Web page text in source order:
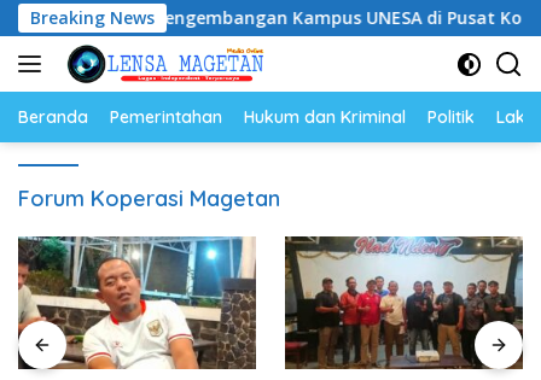
Langsung
ke
konten
Breaking News
Dukung Pengembangan Kampus UNESA di Pusat Kota,
Beranda Pemerintahan Hukum dan Kriminal Politik
Forum Koperasi Magetan